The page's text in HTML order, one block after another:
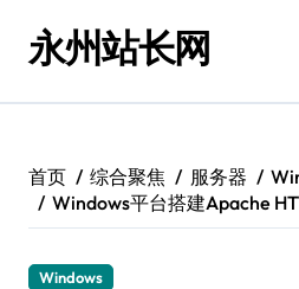
永州站长网
首页 综合聚焦 服务器
Windows平台搭建Apache
Windows